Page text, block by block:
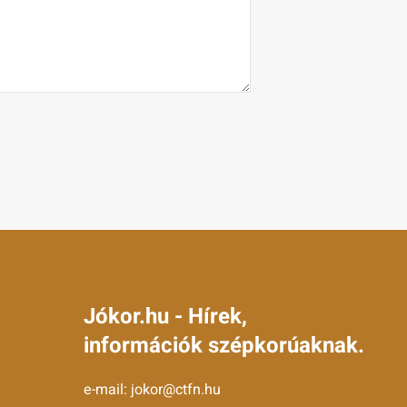
Jókor.hu - Hírek,
információk szépkorúaknak.
e-mail: jokor@ctfn.hu